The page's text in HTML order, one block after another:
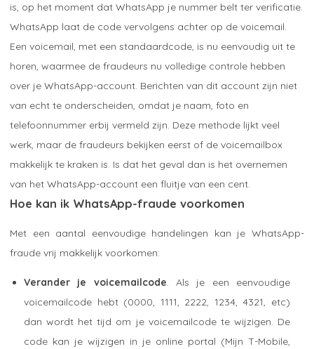
is, op het moment dat WhatsApp je nummer belt ter verificatie.
WhatsApp laat de code vervolgens achter op de voicemail.
Een voicemail, met een standaardcode, is nu eenvoudig uit te
horen, waarmee de fraudeurs nu volledige controle hebben
over je WhatsApp-account. Berichten van dit account zijn niet
van echt te onderscheiden, omdat je naam, foto en
telefoonnummer erbij vermeld zijn. Deze methode lijkt veel
werk, maar de fraudeurs bekijken eerst of de voicemailbox
makkelijk te kraken is. Is dat het geval dan is het overnemen
van het WhatsApp-account een fluitje van een cent.
Hoe kan ik WhatsApp-fraude voorkomen
Met een aantal eenvoudige handelingen kan je WhatsApp-
fraude vrij makkelijk voorkomen:
Verander je voicemailcode. Als je een eenvoudige
voicemailcode hebt (0000, 1111, 2222, 1234, 4321, etc)
dan wordt het tijd om je voicemailcode te wijzigen. De
code kan je wijzigen in je online portal (Mijn T-Mobile,